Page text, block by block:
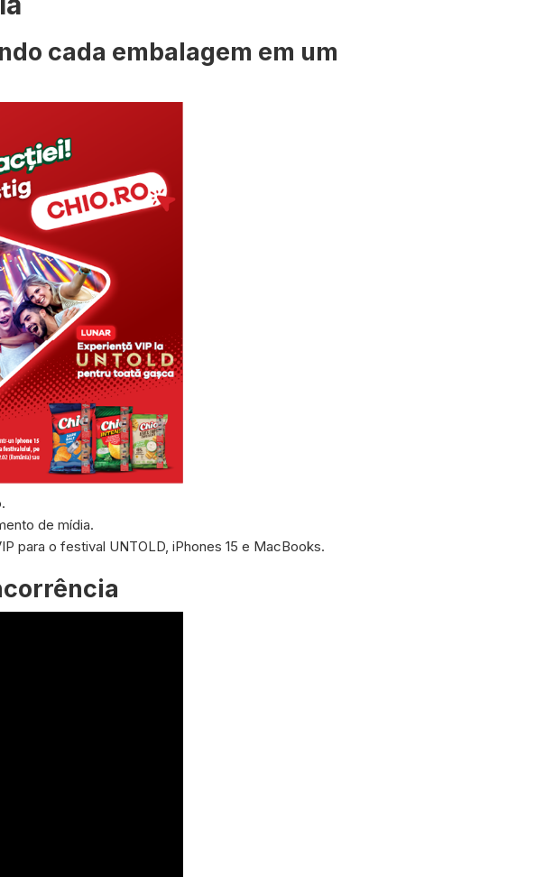
cada embalagem em um
de mídia.
para o festival UNTOLD, iPhones 15 e MacBooks.